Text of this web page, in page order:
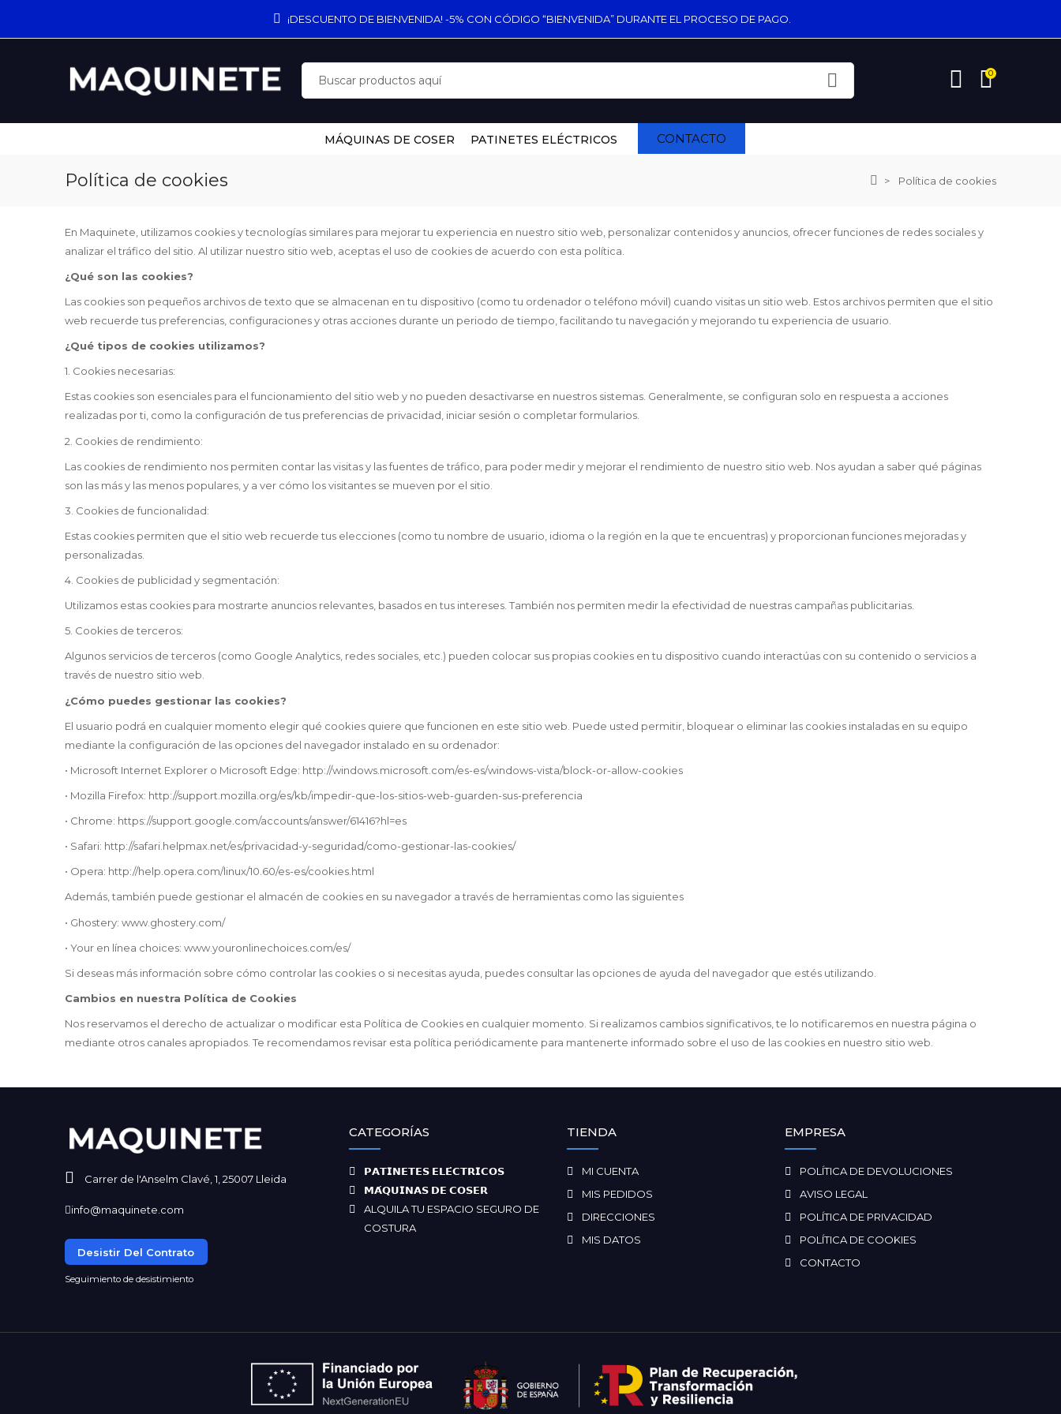
¡DESCUENTO DE BIENVENIDA! -5% CON CÓDIGO “BIENVENIDA” DURANTE EL PROCESO DE PAGO.
0
MÁQUINAS DE COSER PATINETES ELÉCTRICOS CONTACTO
Política de cookies Política de cookies
En Maquinete, utilizamos cookies y tecnologías similares para mejorar tu experiencia en nuestro sitio web, personalizar contenidos y anuncios, ofrecer funciones de redes sociales y
analizar el tráfico del sitio. Al utilizar nuestro sitio web, aceptas el uso de cookies de acuerdo con esta política.
¿Qué son las cookies?
Las cookies son pequeños archivos de texto que se almacenan en tu dispositivo (como tu ordenador o teléfono móvil) cuando visitas un sitio web. Estos archivos permiten que el sitio
web recuerde tus preferencias, configuraciones y otras acciones durante un periodo de tiempo, facilitando tu navegación y mejorando tu experiencia de usuario.
¿Qué tipos de cookies utilizamos?
1. Cookies necesarias:
Estas cookies son esenciales para el funcionamiento del sitio web y no pueden desactivarse en nuestros sistemas. Generalmente, se configuran solo en respuesta a acciones
realizadas por ti, como la configuración de tus preferencias de privacidad, iniciar sesión o completar formularios.
2. Cookies de rendimiento:
Las cookies de rendimiento nos permiten contar las visitas y las fuentes de tráfico, para poder medir y mejorar el rendimiento de nuestro sitio web. Nos ayudan a saber qué páginas
son las más y las menos populares, y a ver cómo los visitantes se mueven por el sitio.
3. Cookies de funcionalidad:
Estas cookies permiten que el sitio web recuerde tus elecciones (como tu nombre de usuario, idioma o la región en la que te encuentras) y proporcionan funciones mejoradas y
personalizadas.
4. Cookies de publicidad y segmentación:
Utilizamos estas cookies para mostrarte anuncios relevantes, basados en tus intereses. También nos permiten medir la efectividad de nuestras campañas publicitarias.
5. Cookies de terceros:
Algunos servicios de terceros (como Google Analytics, redes sociales, etc.) pueden colocar sus propias cookies en tu dispositivo cuando interactúas con su contenido o servicios a
través de nuestro sitio web.
¿Cómo puedes gestionar las cookies?
El usuario podrá en cualquier momento elegir qué cookies quiere que funcionen en este sitio web. Puede usted permitir, bloquear o eliminar las cookies instaladas en su equipo
mediante la configuración de las opciones del navegador instalado en su ordenador:
• Microsoft Internet Explorer o Microsoft Edge: http://windows.microsoft.com/es-es/windows-vista/block-or-allow-cookies
• Mozilla Firefox: http://support.mozilla.org/es/kb/impedir-que-los-sitios-web-guarden-sus-preferencia
• Chrome: https://support.google.com/accounts/answer/61416?hl=es
• Safari: http://safari.helpmax.net/es/privacidad-y-seguridad/como-gestionar-las-cookies/
• Opera: http://help.opera.com/linux/10.60/es-es/cookies.html
Además, también puede gestionar el almacén de cookies en su navegador a través de herramientas como las siguientes
• Ghostery: www.ghostery.com/
• Your en línea choices: www.youronlinechoices.com/es/
Si deseas más información sobre cómo controlar las cookies o si necesitas ayuda, puedes consultar las opciones de ayuda del navegador que estés utilizando.
Cambios en nuestra Política de Cookies
Nos reservamos el derecho de actualizar o modificar esta Política de Cookies en cualquier momento. Si realizamos cambios significativos, te lo notificaremos en nuestra página o
mediante otros canales apropiados. Te recomendamos revisar esta política periódicamente para mantenerte informado sobre el uso de las cookies en nuestro sitio web.
Carrer de l'Anselm Clavé, 1, 25007 Lleida
info@maquinete.com
Desistir Del Contrato
Seguimiento de desistimiento
CATEGORÍAS
𝗣𝗔𝗧𝗜𝗡𝗘𝗧𝗘𝗦 𝗘𝗟𝗘́𝗖𝗧𝗥𝗜𝗖𝗢𝗦
𝗠𝗔́𝗤𝗨𝗜𝗡𝗔𝗦 𝗗𝗘 𝗖𝗢𝗦𝗘𝗥
ALQUILA TU ESPACIO SEGURO DE
COSTURA
TIENDA
MI CUENTA
MIS PEDIDOS
DIRECCIONES
MIS DATOS
EMPRESA
POLÍTICA DE DEVOLUCIONES
AVISO LEGAL
POLÍTICA DE PRIVACIDAD
POLÍTICA DE COOKIES
CONTACTO